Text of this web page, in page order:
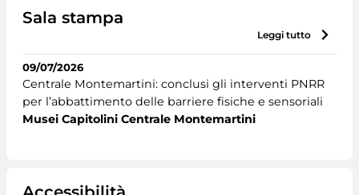
Sala stampa
leggi tutto
09/07/2026
Centrale Montemartini: conclusi gli interventi PNRR
per l’abbattimento delle barriere fisiche e sensoriali
Musei Capitolini Centrale Montemartini